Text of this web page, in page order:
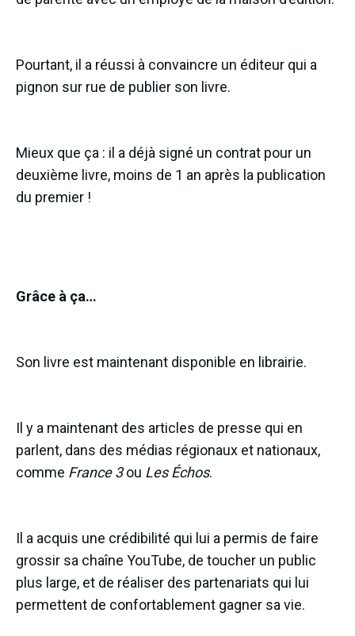
Pourtant, il a réussi à convaincre un éditeur qui a
pignon sur rue de publier son livre.
Mieux que ça : il a déjà signé un contrat pour un
deuxième livre, moins de 1 an après la publication
du premier !
Grâce à ça…
Son livre est maintenant disponible en librairie.
Il y a maintenant des articles de presse qui en
parlent, dans des médias régionaux et nationaux,
comme France 3ou Les Échos.
Il a acquis une crédibilité qui lui a permis de faire
grossir sa chaîne YouTube, de toucher un public
plus large, et de réaliser des partenariats qui lui
permettent de confortablement gagner sa vie.